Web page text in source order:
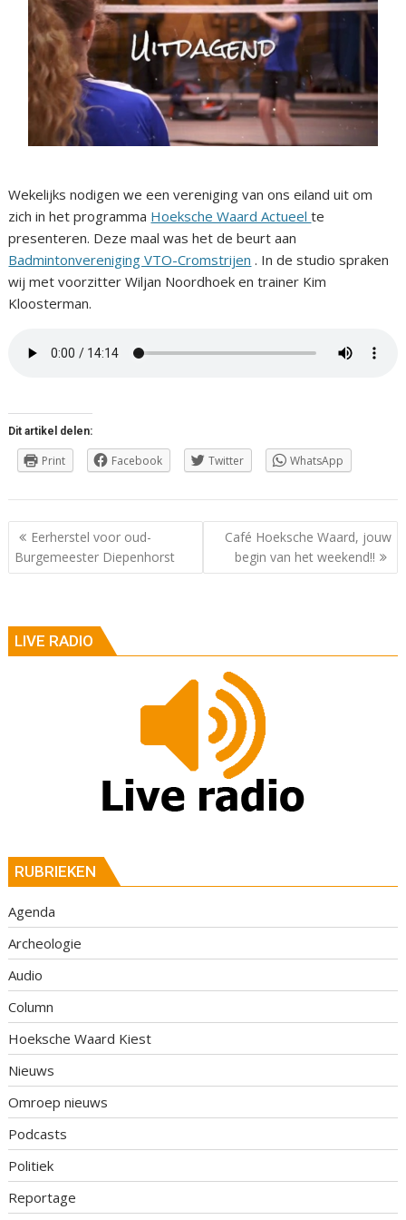
Wekelijks nodigen we een vereniging van ons eiland uit om
zich in het programma Hoeksche Waard Actueelte
presenteren. Deze maal was het de beurt aan
Badmintonvereniging VTO-Cromstrijen . In de studio spraken
wij met voorzitter Wiljan Noordhoek en trainer Kim
Kloosterman.
Dit artikel delen:
Print Facebook Twitter WhatsApp
Berichtnavigatie
Eerherstel voor oud-
Burgemeester Diepenhorst
Café Hoeksche Waard, jouw
begin van het weekend!!
LIVE RADIO
RUBRIEKEN
Agenda
Archeologie
Audio
Column
Hoeksche Waard Kiest
Nieuws
Omroep nieuws
Podcasts
Politiek
Reportage